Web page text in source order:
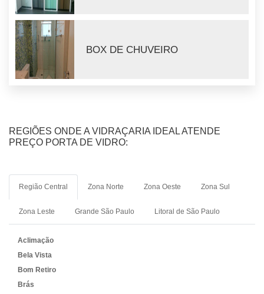
BOX DE CHUVEIRO
REGIÕES ONDE A VIDRAÇARIA IDEAL ATENDE
PREÇO PORTA DE VIDRO:
Região Central Zona Norte Zona Oeste Zona Sul
Zona Leste Grande São Paulo Litoral de São Paulo
Aclimação
Bela Vista
Bom Retiro
Brás